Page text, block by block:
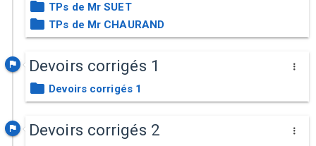
TPs de Mr SUET
TPs de Mr CHAURAND
Devoirs corrigés 1
Devoirs corrigés 1
Devoirs corrigés 2